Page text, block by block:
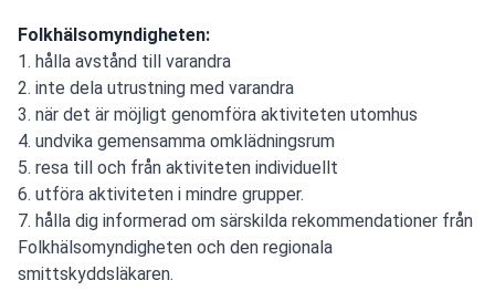
Folkhälsomyndigheten:
1. hålla avstånd till varandra
2. inte dela utrustning med varandra
3. när det är möjligt genomföra aktiviteten utomhus
4. undvika gemensamma omklädningsrum
5. resa till och från aktiviteten individuellt
6. utföra aktiviteten i mindre grupper.
7. hålla dig informerad om särskilda rekommendationer från
Folkhälsomyndigheten och den regionala
smittskyddsläkaren.